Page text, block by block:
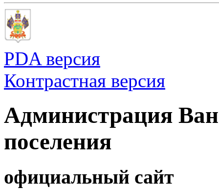
PDA версия
Контрастная версия
Администрация
поселения
официальный сайт